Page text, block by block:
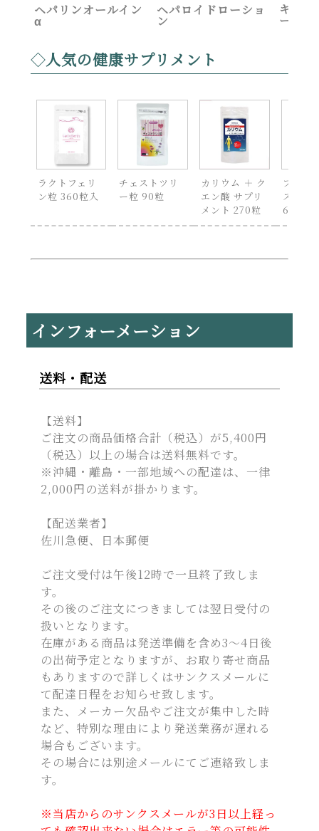
ヘパリンオールイン
α
ヘパロイドローショ
ン
キル
ーム
人気の健康サプリメント
ラクトフェリ
ン粒 360粒入
チェストツリ
ー粒 90粒
カリウム ＋ ク
エン酸 サプリ
メント 270粒
ブロッ
スプラ
60粒
インフォーメーション
送料・配送
【送料】
ご注文の商品価格合計（税込）が5,400円
（税込）以上の場合は送料無料です。
※沖縄・離島・一部地域への配達は、一律
2,000円の送料が掛かります。
【配送業者】
佐川急便、日本郵便
ご注文受付は午後12時で一旦終了致しま
す。
その後のご注文につきましては翌日受付の
扱いとなります。
在庫がある商品は発送準備を含め3～4日後
の出荷予定となりますが、お取り寄せ商品
もありますので詳しくはサンクスメールに
て配達日程をお知らせ致します。
また、メーカー欠品やご注文が集中した時
など、特別な理由により発送業務が遅れる
場合もございます。
その場合には別途メールにてご連絡致しま
す。
※当店からのサンクスメールが3日以上経っ